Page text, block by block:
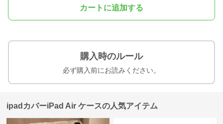
カートに追加する
購入時のルール
必ず購入前にお読みください。
ipadカバーiPad Air ケースの人気アイテム